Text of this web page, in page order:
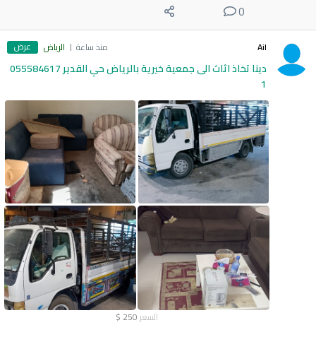
0
Ail منذ ساعة الرياض عرض
دينا تخاذ اثاث الى جمعية خيرية بالرياض حي القدير 055584617
1
السعر 250
$